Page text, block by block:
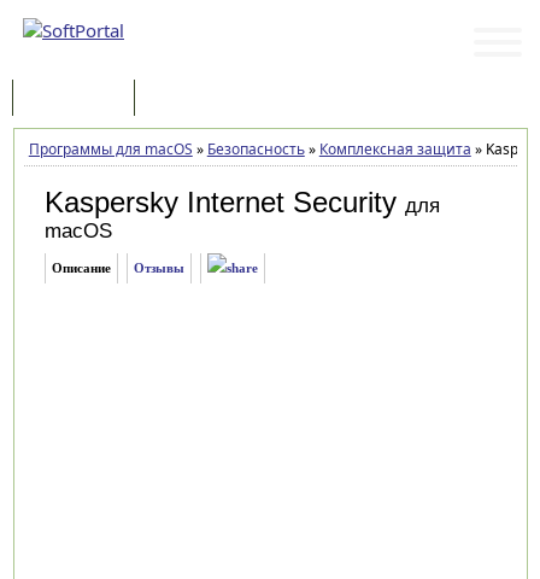
Программы для macOS » Безопасность» Комплексная защита »
Kaspersky Internet Security для
macOS
Описание Отзывы